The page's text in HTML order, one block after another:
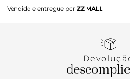
rasteiro, palmilha lisa com formato
do nome da marca. Possui base
matelassê e fechado nas laterais,
dedos, parte superior do pé e
Vendido e entregue por ZZ MALL